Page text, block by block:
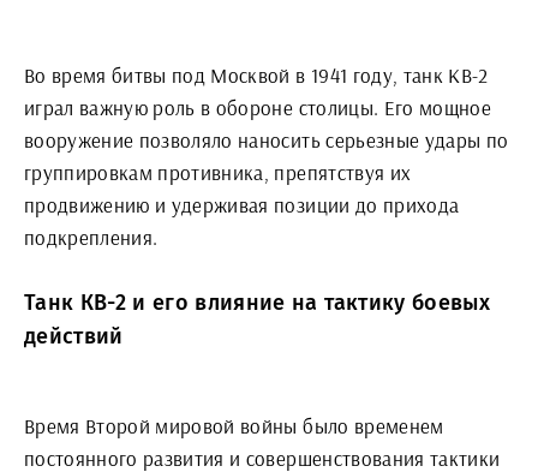
Во время битвы под Москвой в 1941 году, танк КВ-2
играл важную роль в обороне столицы. Его мощное
вооружение позволяло наносить серьезные удары по
группировкам противника, препятствуя их
продвижению и удерживая позиции до прихода
подкрепления.
Танк КВ-2 и его влияние на тактику боевых
действий
Время Второй мировой войны было временем
постоянного развития и совершенствования тактики